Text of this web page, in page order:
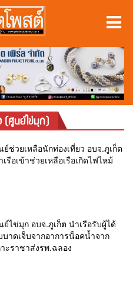
(ศูนย์ไข่มุก)
ย์ช่วยเหลือนักท่องเที่ยว อบจ.ภูเก็ต
เรือเข้าช่วยเหลือเรือเกิดไฟไหม้
ย์ไข่มุก อบจ.ภูเก็ต นำเรือรับผู้ได้
บาดเจ็บจากอาการน็อคน้ำจาก
าะราชาส่งรพ.ฉลอง